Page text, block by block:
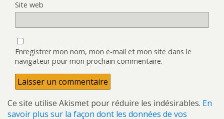
Site web
Enregistrer mon nom, mon e-mail et mon site dans le
navigateur pour mon prochain commentaire.
Ce site utilise Akismet pour réduire les indésirables. En
savoir plus sur la façon dont les données de vos